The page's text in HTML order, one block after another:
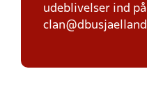
udeblivelser ind på